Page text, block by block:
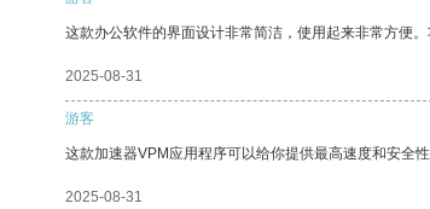
这款办公软件的界面设计非常简洁，使用起来非常方便。
2025-08-31
游客
这款加速器VPM应用程序可以给你提供最高速度和安全
2025-08-31